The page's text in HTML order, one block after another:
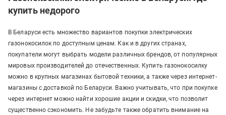
купить недорого
В Беларуси есть множество вариантов покупки электрических
газонокосилок по доступным ценам. Как и в других странах,
покупатели могут выбрать модели различных брендов, от популярных
мировых производителей до отечественных. Купить газонокосилку
можно в крупных магазинах бытовой техники, а также через интернет-
магазины с доставкой по Беларуси. Важно учитывать, что при покупке
через интернет можно найти хорошие акции и скидки, что позволит
существенно сэкономить. Не забудьте также обратить внимание на